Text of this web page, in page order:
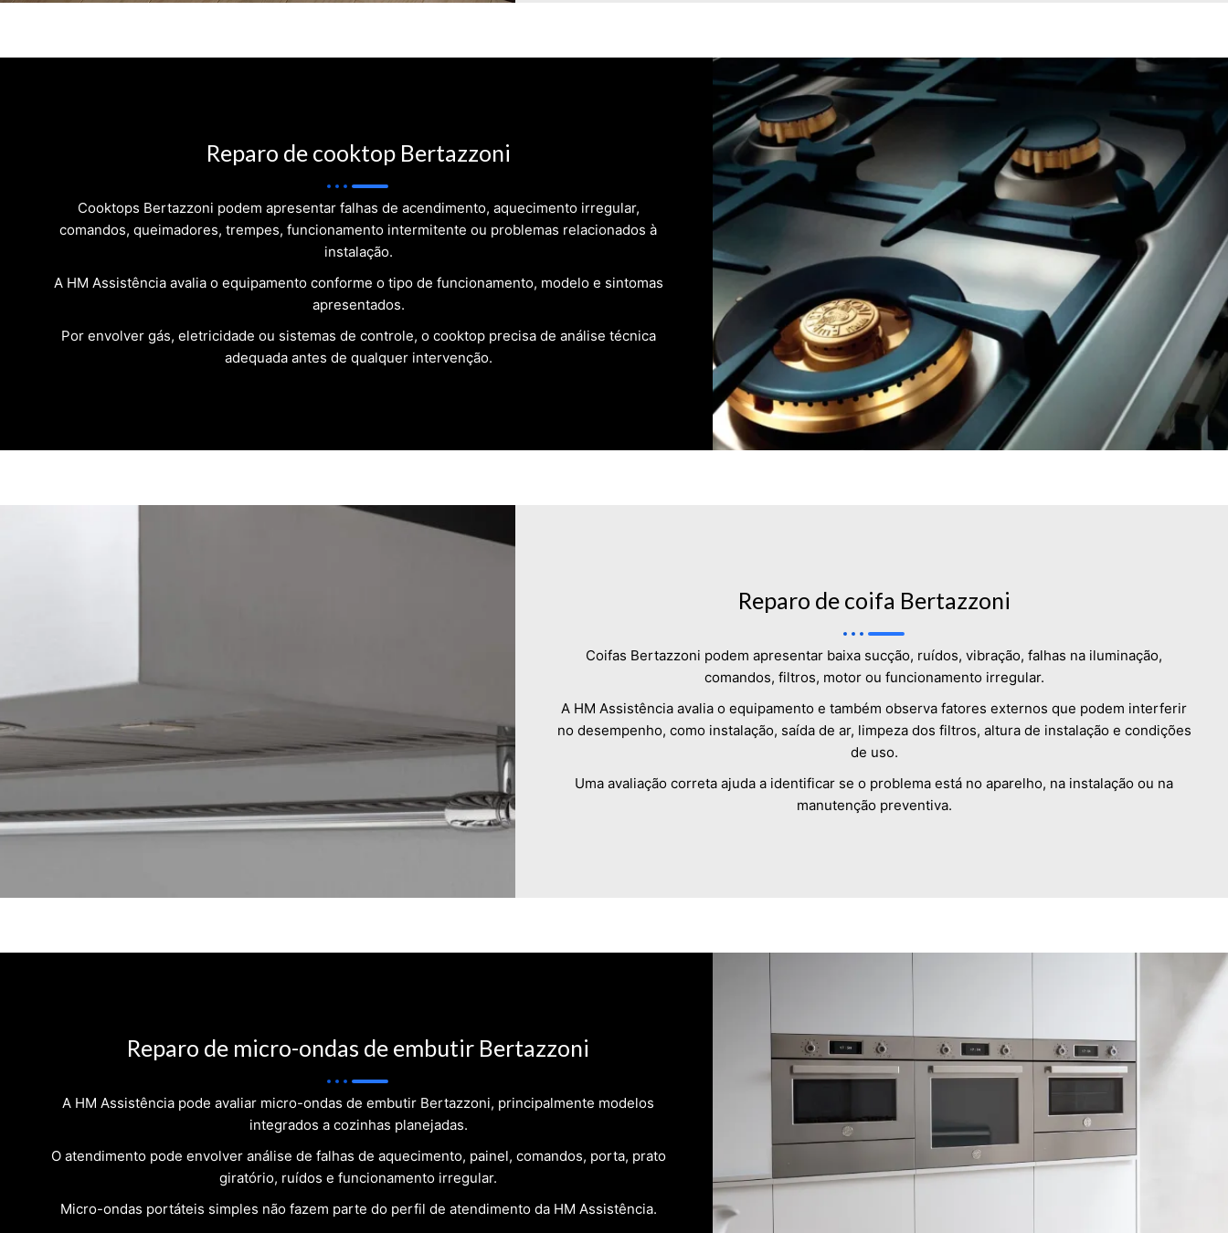
Reparo de cooktop Bertazzoni
Cooktops Bertazzoni podem apresentar falhas de acendimento, aquecimento irregular,
comandos, queimadores, trempes, funcionamento intermitente ou problemas relacionados à
instalação.
A HM Assistência avalia o equipamento conforme o tipo de funcionamento, modelo e sintomas
apresentados.
Por envolver gás, eletricidade ou sistemas de controle, o cooktop precisa de análise técnica
adequada antes de qualquer intervenção.
Reparo de coifa Bertazzoni
Coifas Bertazzoni podem apresentar baixa sucção, ruídos, vibração, falhas na iluminação,
comandos, filtros, motor ou funcionamento irregular.
A HM Assistência avalia o equipamento e também observa fatores externos que podem interferir
no desempenho, como instalação, saída de ar, limpeza dos filtros, altura de instalação e condições
de uso.
Uma avaliação correta ajuda a identificar se o problema está no aparelho, na instalação ou na
manutenção preventiva.
Reparo de micro-ondas de embutir Bertazzoni
A HM Assistência pode avaliar micro-ondas de embutir Bertazzoni, principalmente modelos
integrados a cozinhas planejadas.
O atendimento pode envolver análise de falhas de aquecimento, painel, comandos, porta, prato
giratório, ruídos e funcionamento irregular.
Micro-ondas portáteis simples não fazem parte do perfil de atendimento da HM Assistência.